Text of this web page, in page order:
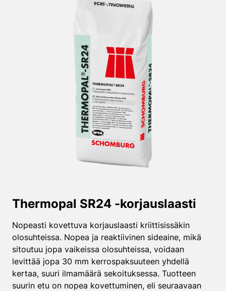
Thermopal SR24 -korjauslaasti
Nopeasti kovettuva korjauslaasti kriittisissäkin
olosuhteissa. Nopea ja reaktiivinen sideaine, mikä
sitoutuu jopa vaikeissa olosuhteissa, voidaan
levittää jopa 30 mm kerrospaksuuteen yhdellä
kertaa, suuri ilmamäärä sekoituksessa. Tuotteen
suurin etu on nopea kovettuminen, eli seuraavaan